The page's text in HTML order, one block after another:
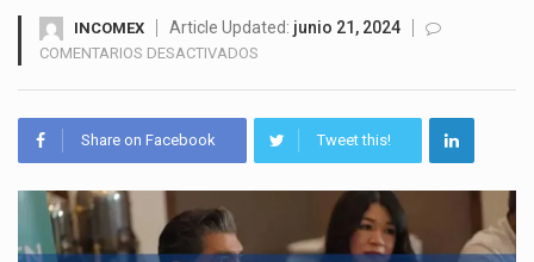
INCOMEX Article Updated: junio 21, 2024
COMENTARIOS DESACTIVADOS
CORREDORES
PROPUESTOS
SHEINBAUM:
Share on Facebook Tweet this!